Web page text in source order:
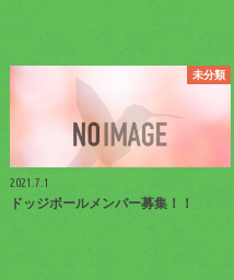
未分類
2021.7.1
ドッジボールメンバー募集！！